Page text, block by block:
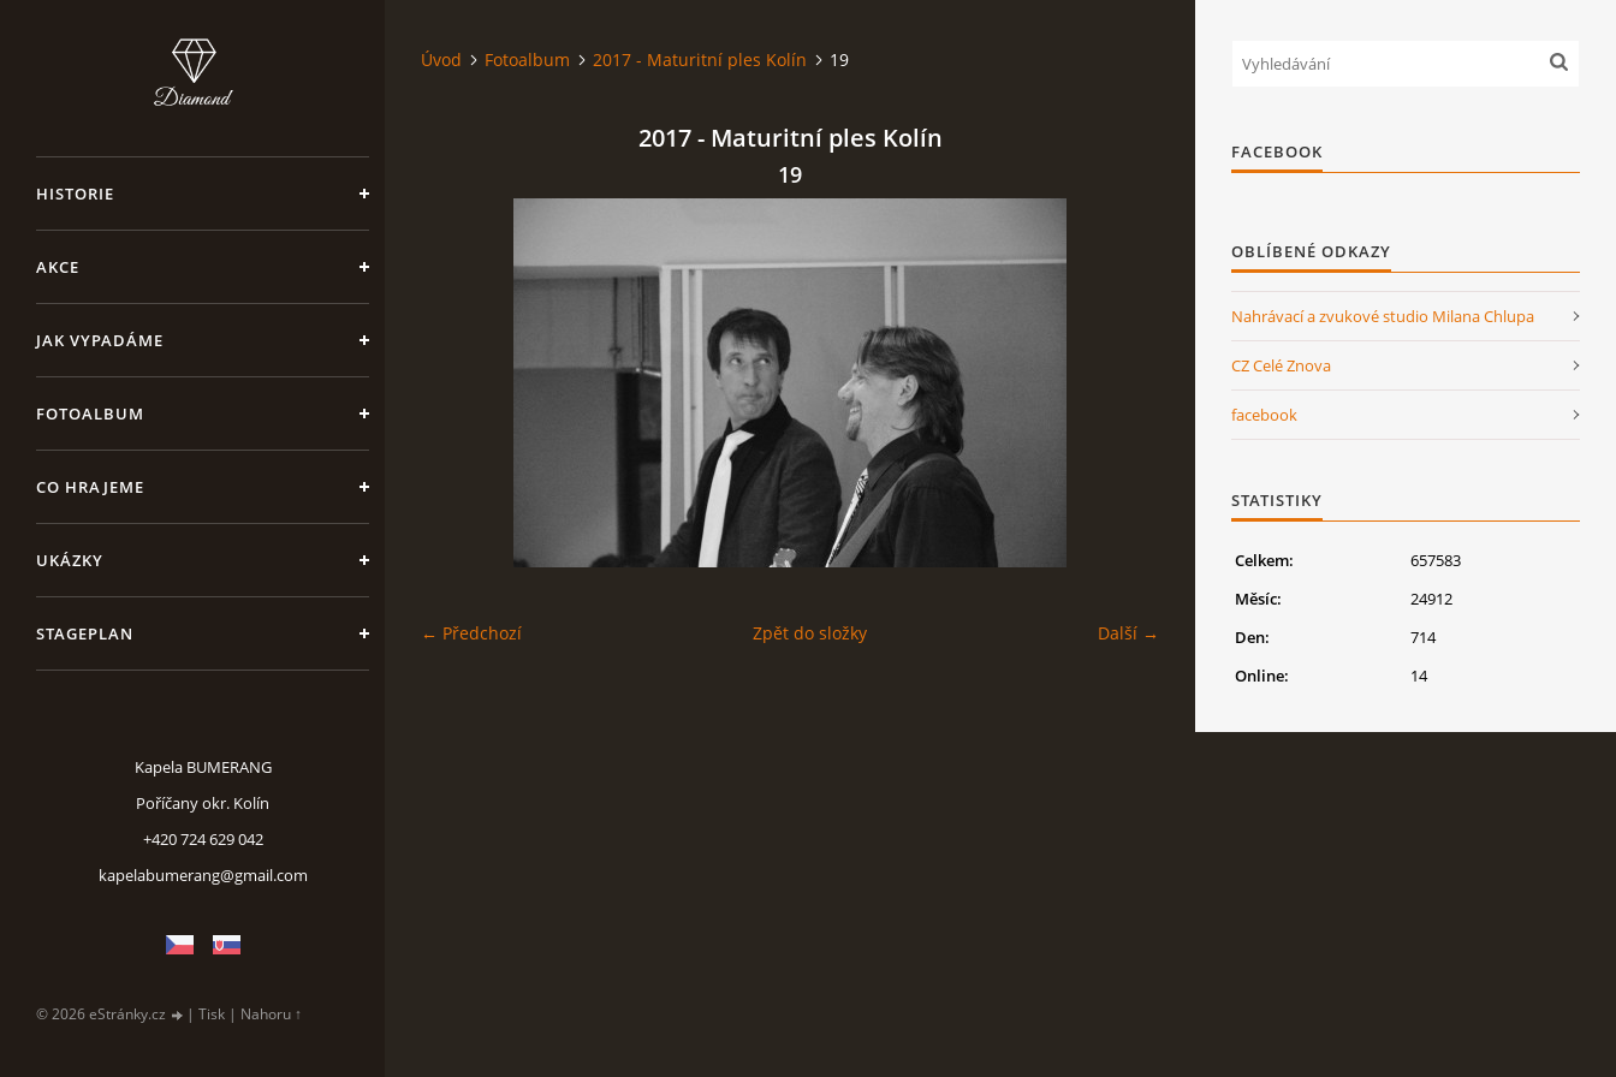
HISTORIE
AKCE
JAK VYPADÁME
FOTOALBUM
CO HRAJEME
UKÁZKY
STAGEPLAN
Kapela BUMERANG
Poříčany okr. Kolín
+420 724 629 042
kapelabumerang@gmail.com
© 2026 eStránky.cz | Tisk | Nahoru ↑
Úvod Fotoalbum 2017 - Maturitní ples Kolín 19
2017 - Maturitní ples Kolín
19
← Předchozí Další →
Zpět do složky
FACEBOOK
OBLÍBENÉ ODKAZY
Nahrávací a zvukové studio Milana Chlupa
CZ Celé Znova
facebook
STATISTIKY
Online: 14
Celkem:
657583
Měsíc:
24912
Den:
714